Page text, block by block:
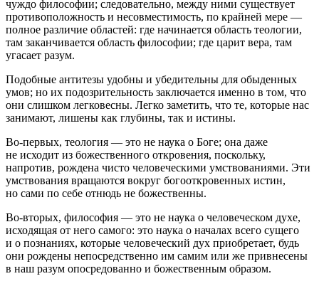
чуждо философии; следовательно, между ними существует
противоположность и несовместимость, по крайней мере —
полное различие областей: где начинается область теологии,
там заканчивается область философии; где царит вера, там
угасает разум.
Подобные антитезы удобны и убедительны для обыденных
умов; но их подозрительность заключается именно в том, что
они слишком легковесны. Легко заметить, что те, которые нас
занимают, лишены как глубины, так и истины.
Во-первых, теология — это не наука о Боге; она даже
не исходит из божественного откровения, поскольку,
напротив, рождена чисто человеческими умствованиями. Эти
умствования вращаются вокруг богооткровенных истин,
но сами по себе отнюдь не божественны.
Во-вторых, философия — это не наука о человеческом духе,
исходящая от него самого: это наука о началах всего сущего
и о познаниях, которые человеческий дух приобретает, будь
они рождены непосредственно им самим или же привнесены
в наш разум опосредованно и божественным образом.